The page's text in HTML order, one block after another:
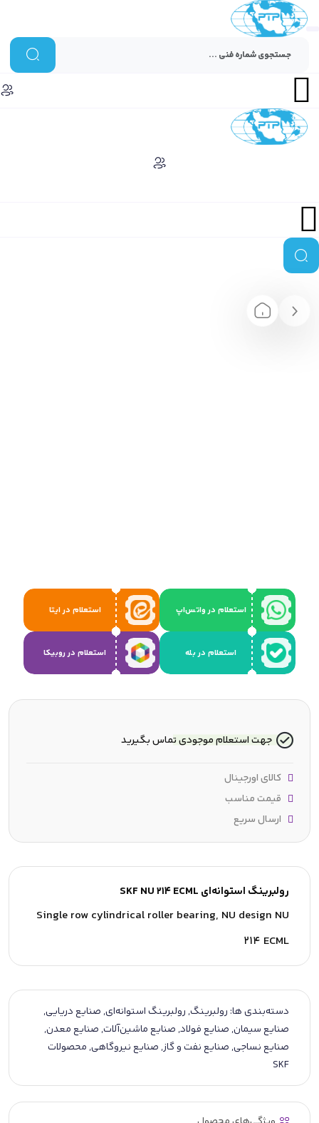
استعلام در واتس‌اپ استعلام در ایتا
استعلام در بله استعلام در روبیکا
رولبرینگ استوانه‌ای SKF NU 214 ECML
Single row cylindrical roller bearing, NU design NU
214 ECML
دسته‌بندی ها: رولبرینگ,رولبرینگ استوانه‌ای,صنایع دریایی,
صنایع سیمان,صنایع فولاد,صنایع ماشین‌آلات,صنایع معدن,
صنایع نساجی,صنایع نفت و گاز,صنایع نیروگاهی,محصولات
SKF
جهت استعلام موجودی تماس بگیرید
کالای اورجینال
قیمت مناسب
ارسال سریع